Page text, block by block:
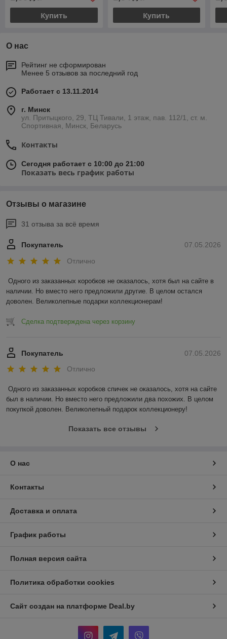
Купить Купить
О нас
Рейтинг не сформирован
Менее 5 отзывов за последний год
Работает с 13.11.2014
г. Минск
ул. Притыцкого, 29, ТЦ Тивали, 1 этаж, пав. 112/1, ст. м.
Спортивная, Минск, Беларусь
Контакты
Сегодня работает с 10:00 до 21:00
Показать весь график работы
Отзывы о магазине
31 отзыва за всё время
07.05.2026
Покупатель
Отлично
Одного из заказанных коробков не оказалось, хотя был на сайте в
наличии. Но вместо него предложили другие. В целом остался
доволен. Великолепные подарки коллекционерам!
Сделка подтверждена через корзину
07.05.2026
Покупатель
Отлично
Одного из заказанных коробков спичек не оказалось, хотя на сайте
был в наличии. Но вместо него предложили два похожих. В целом
покупкой доволен. Великолепный подарок коллекционеру!
Показать все отзывы
О нас
Контакты
Доставка и оплата
График работы
Полная версия сайта
Политика обработки cookies
Сайт создан на платформе Deal.by